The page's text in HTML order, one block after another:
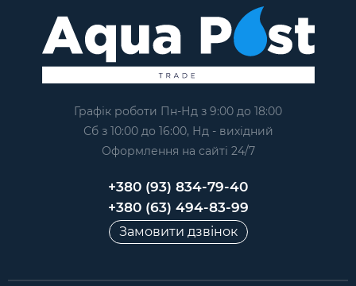
Графік роботи Пн-Нд з 9:00 до 18:00
Сб з 10:00 до 16:00, Нд - вихідний
Оформлення на сайтi 24/7
+380 (93) 834-79-40
+380 (63) 494-83-99
Замовити дзвінок